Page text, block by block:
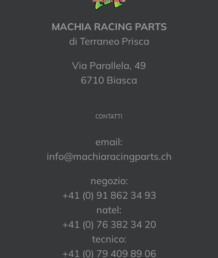
MACHIA RACING PARTS
di Terraneo Prisca
Via Parallela, 49
6710 Biasca
CONTATTI
email:
info@machiaracingparts.ch
negozio:
+41 (0) 91 862 34 93
natel:
+41 (0) 76 382 34 20
tecnico:
+41 (0) 79 409 89 06